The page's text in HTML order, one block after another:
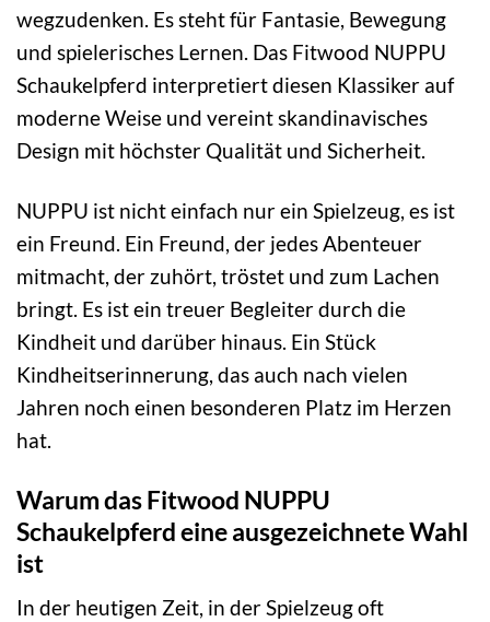
wegzudenken. Es steht für Fantasie, Bewegung
und spielerisches Lernen. Das Fitwood NUPPU
Schaukelpferd interpretiert diesen Klassiker auf
moderne Weise und vereint skandinavisches
Design mit höchster Qualität und Sicherheit.
NUPPU ist nicht einfach nur ein Spielzeug, es ist
ein Freund. Ein Freund, der jedes Abenteuer
mitmacht, der zuhört, tröstet und zum Lachen
bringt. Es ist ein treuer Begleiter durch die
Kindheit und darüber hinaus. Ein Stück
Kindheitserinnerung, das auch nach vielen
Jahren noch einen besonderen Platz im Herzen
hat.
Warum das Fitwood NUPPU
Schaukelpferd eine ausgezeichnete Wahl
ist
In der heutigen Zeit, in der Spielzeug oft